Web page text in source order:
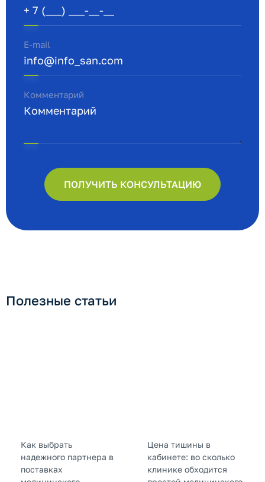
E-mail
Комментарий
ПОЛУЧИТЬ КОНСУЛЬТАЦИЮ
Полезные статьи
Как выбрать
надежного партнера в
поставках
Цена тишины в
кабинете: во сколько
клинике обходится